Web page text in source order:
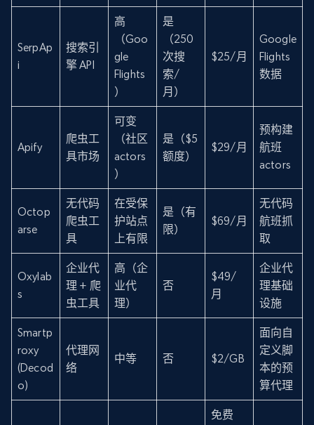
SerpAp
i
搜索引
擎 API
高
（Goo
gle
Flights
）
是
（250
次搜
索/
月）
$25/月
Google
Flights
数据
Apify
爬虫工
具市场
可变
（社区
actors
）
是（$5
额度）
$29/月
预构建
航班
actors
Octop
arse
无代码
爬虫工
具
在受保
护站点
上有限
是（有
限）
$69/月
无代码
航班抓
取
Oxylab
s
企业代
理 + 爬
虫工具
高（企
业代
理）
否
$49/
月
企业代
理基础
设施
Smartp
roxy
(Decod
o)
代理网
络
中等 否 $2/GB
面向自
定义脚
本的预
算代理
免费